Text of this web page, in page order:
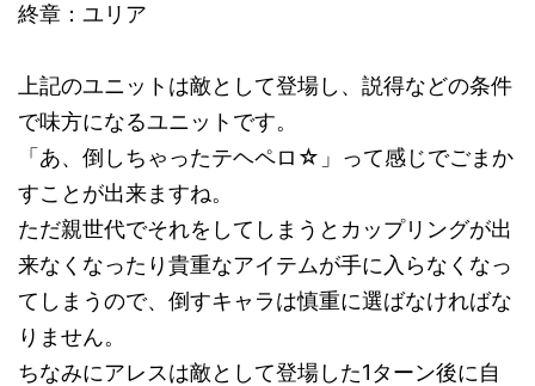
終章：ユリア
上記のユニットは敵として登場し、説得などの条件
で味方になるユニットです。
「あ、倒しちゃったテヘペロ☆」って感じでごまか
すことが出来ますね。
ただ親世代でそれをしてしまうとカップリングが出
来なくなったり貴重なアイテムが手に入らなくなっ
てしまうので、倒すキャラは慎重に選ばなければな
りません。
ちなみにアレスは敵として登場した1ターン後に自